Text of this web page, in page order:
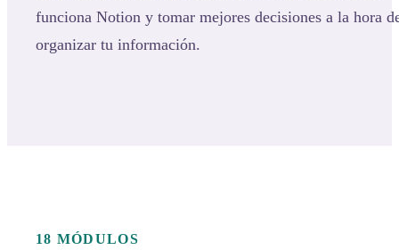
funciona Notion y tomar mejores decisiones a la hora
organizar tu información.
18 MÓDULOS